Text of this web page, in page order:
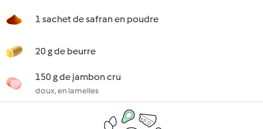
1 sachet de safran en poudre
20 g de beurre
150 g de jambon cru
doux, en lamelles